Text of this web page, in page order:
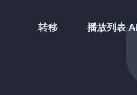
转移 播放列表 AI